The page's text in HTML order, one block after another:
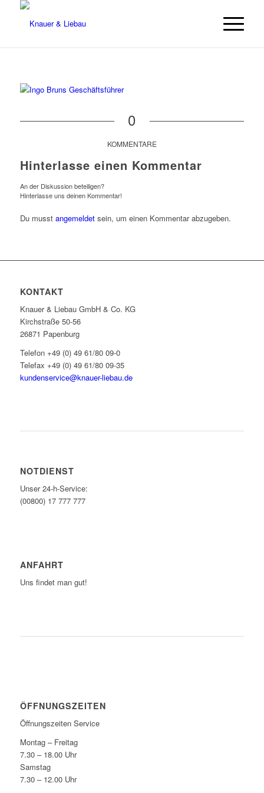
0
KOMMENTARE
Hinterlasse einen Kommentar
An der Diskussion beteiligen?
Hinterlasse uns deinen Kommentar!
Du musst angemeldetsein, um einen Kommentar abzugeben.
KONTAKT
Knauer & Liebau GmbH & Co. KG
Kirchstraße 50-56
26871 Papenburg
Telefon +49 (0) 49 61/80 09-0
Telefax +49 (0) 49 61/80 09-35
kundenservice@knauer-liebau.de
NOTDIENST
Unser 24-h-Service:
(00800) 17 777 777
ANFAHRT
Uns findet man gut!
ÖFFNUNGSZEITEN
Öffnungszeiten Service
Montag – Freitag
7.30 – 18.00 Uhr
Samstag
7.30 – 12.00 Uhr